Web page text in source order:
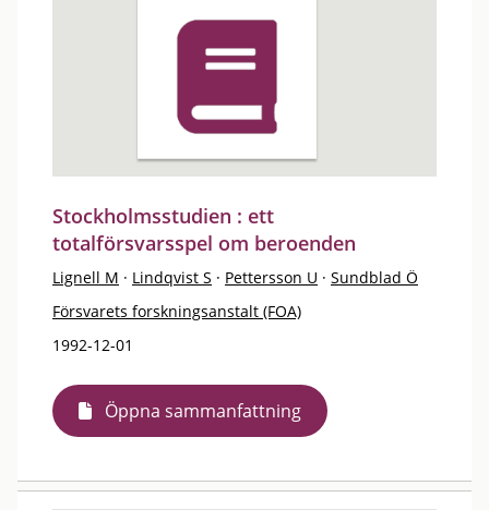
Stockholmsstudien : ett
totalförsvarsspel om beroenden
Lignell M · Lindqvist S · Pettersson U · Sundblad Ö
Försvarets forskningsanstalt (FOA)
1992-12-01
Öppna sammanfattning